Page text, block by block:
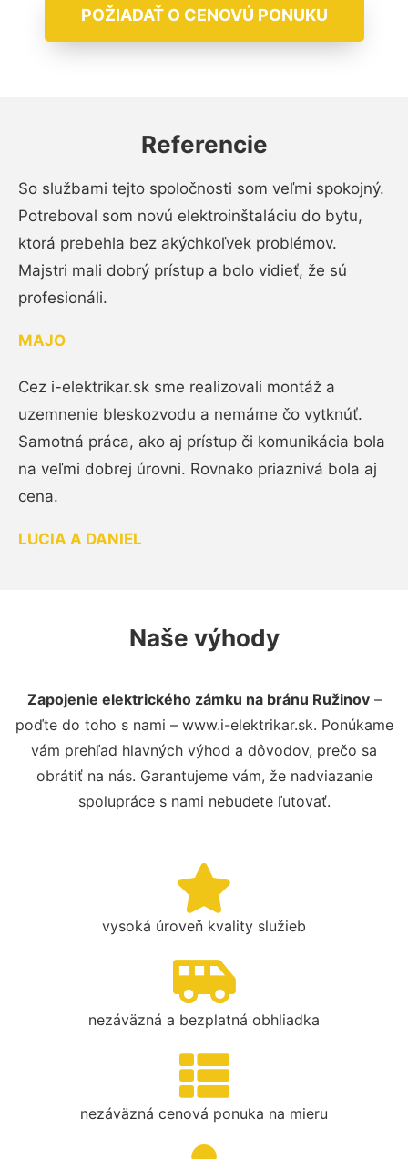
POŽIADAŤ O CENOVÚ PONUKU
Referencie
So službami tejto spoločnosti som veľmi spokojný.
Potreboval som novú elektroinštaláciu do bytu,
ktorá prebehla bez akýchkoľvek problémov.
Majstri mali dobrý prístup a bolo vidieť, že sú
profesionáli.
MAJO
Cez i-elektrikar.sk sme realizovali montáž a
uzemnenie bleskozvodu a nemáme čo vytknúť.
Samotná práca, ako aj prístup či komunikácia bola
na veľmi dobrej úrovni. Rovnako priaznivá bola aj
cena.
LUCIA A DANIEL
Naše výhody
Zapojenie elektrického zámku na bránu Ružinov–
poďte do toho s nami – www.i-elektrikar.sk. Ponúkame
vám prehľad hlavných výhod a dôvodov, prečo sa
obrátiť na nás. Garantujeme vám, že nadviazanie
spolupráce s nami nebudete ľutovať.
vysoká úroveň kvality služieb
nezáväzná a bezplatná obhliadka
nezáväzná cenová ponuka na mieru